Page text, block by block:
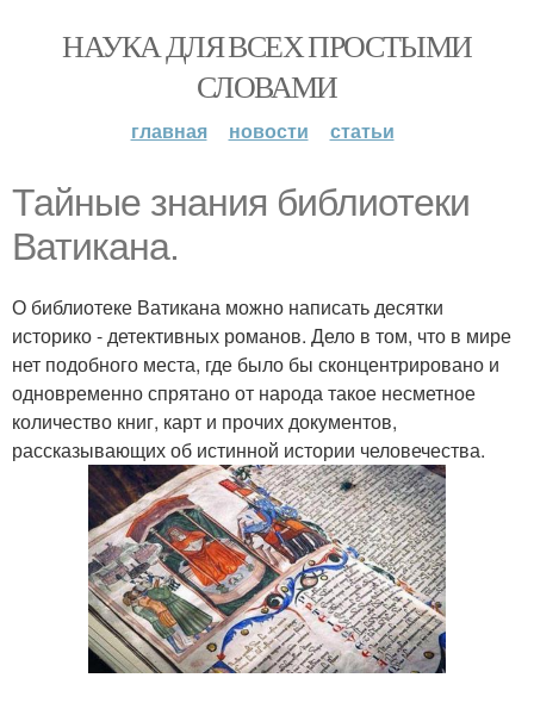
НАУКА ДЛЯ ВСЕХ ПРОСТЫМИ
СЛОВАМИ
главная новости статьи
Тайные знания библиотеки
Ватикана.
О библиотеке Ватикана можно написать десятки
историко - детективных романов. Дело в том, что в мире
нет подобного места, где было бы сконцентрировано и
одновременно спрятано от народа такое несметное
количество книг, карт и прочих документов,
рассказывающих об истинной истории человечества.